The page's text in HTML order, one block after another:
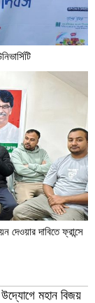
দাবিতে ফ্রান্সে
উদ্যোগে মহান বিজয়